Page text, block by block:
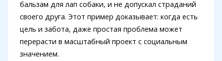
бальзам для лап собаки, и не допускал страданий
своего друга. Этот пример доказывает: когда есть
цель и забота, даже простая проблема может
перерасти в масштабный проект с социальным
значением.